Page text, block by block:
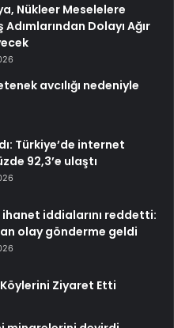
Nükleer Meselelere
Adımlarından Dolayı Ağır
avcılığı nedeniyle
Türkiye’de internet
92,3’e ulaştı
ihanet iddialarını reddetti:
olay gönderme geldi
Köylerini Ziyaret Etti